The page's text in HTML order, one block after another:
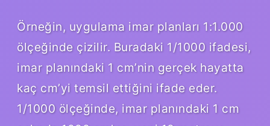
Örneğin, uygulama imar planları 1:1.000
ölçeğinde çizilir. Buradaki 1/1000 ifadesi,
imar planındaki 1 cm’nin gerçek hayatta
kaç cm’yi temsil ettiğini ifade eder.
1/1000 ölçeğinde, imar planındaki 1 cm